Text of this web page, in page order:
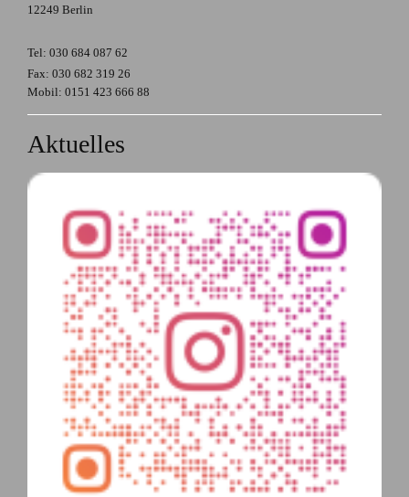
12249 Berlin
Tel: 030 684 087 62
Fax: 030 682 319 26
Mobil: 0151 423 666 88
Aktuelles